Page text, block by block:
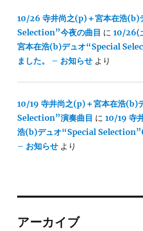
10/26 寺井尚之(p)＋宮本在浩(b)
Selection”今夜の曲目 に10/26(
宮本在浩(b)デュオ“Special
ました。 – お知らせ より
10/19 寺井尚之(p)＋宮本在浩(b)
Selection”演奏曲目 に10/19 寺
浩(b)デュオ“Special
– お知らせ より
アーカイブ